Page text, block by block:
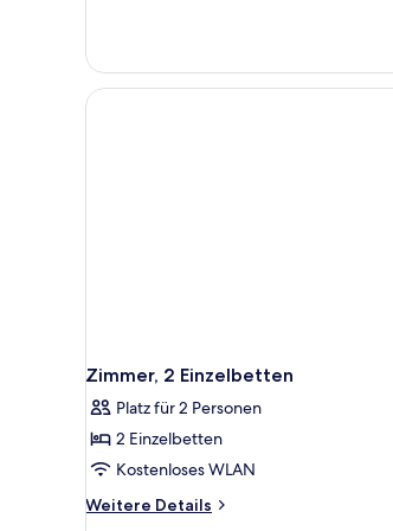
Suite,
1 King-
Bett
Zimmer, 2 Einzelbetten
Platz für 2 Personen
2 Einzelbetten
Kostenloses WLAN
Weitere Details
Weitere